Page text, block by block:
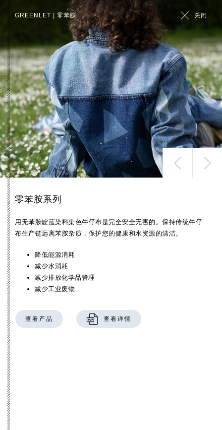
全部
S-shape
零苯胺系列
用无苯胺靛蓝染料染色牛仔布是完全安全无害的。保持传统牛仔
布生产链远离苯胺杂质，保护您的健康和水资源的清洁。
降低能源消耗
减少水消耗
减少排放化学品管理
减少工业废物
查看产品 查看详情
GREENLET | 零苯胺 关闭